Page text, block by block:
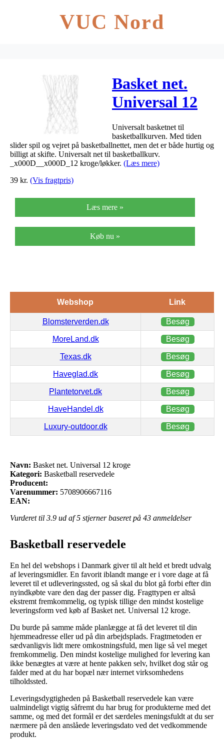
VUC Nord
Basket net.
Universal 12
kroge
Universalt basketnet til
basketballkurven. Med tiden
slider spil og vejret på basketballnettet, men det er både hurtig og
billigt at skifte. Universalt net til basketballkurv.
_x000D__x000D_12 kroge/løkker. (Læs mere)
39 kr. (Vis fragtpris)
Læs mere »
Køb nu »
Webshop Link
Blomsterverden.dk Besøg
MoreLand.dk Besøg
Texas.dk Besøg
Haveglad.dk Besøg
Plantetorvet.dk Besøg
HaveHandel.dk Besøg
Luxury-outdoor.dk Besøg
Navn: Basket net. Universal 12 kroge
Kategori: Basketball reservedele
Producent:
Varenummer: 5708906667116
EAN:
Vurderet til 3.9 ud af 5 stjerner baseret på 43 anmeldelser
Basketball reservedele
En hel del webshops i Danmark giver til alt held et bredt udvalg
af leveringsmidler. En favorit iblandt mange er i vore dage at få
leveret til et udleveringssted, og så skal du blot gå forbi efter din
nyindkøbte vare den dag der passer dig. Fragttypen er altså
ekstremt fremkommelig, og typisk tillige den mindst kostelige
leveringsform ved køb af Basket net. Universal 12 kroge.
Du burde på samme måde planlægge at få det leveret til din
hjemmeadresse eller ud på din arbejdsplads. Fragtmetoden er
sædvanligvis lidt mere omkostningsfuld, men lige så vel meget
fremkommelig. Den mindst kostelige mulighed for levering kan
ikke benægtes at være at hente pakken selv, hvilket dog står og
falder med at du har bopæl nær internet virksomhedens
tilholdssted.
Leveringsdygtigheden på Basketball reservedele kan være
ualmindeligt vigtig såfremt du har brug for produkterne med det
samme, og med det formål er det særdeles meningsfuldt at du ser
nærmere på den anslåede leveringsdato ved det vedkommende
produkt.